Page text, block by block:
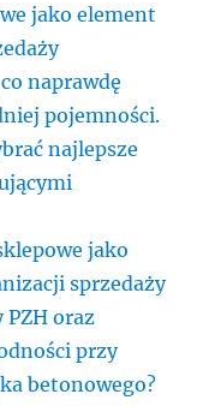
jako element
naprawdę
pojemności.
najlepsze
jako
sprzedaży
oraz
przy
betonowego?